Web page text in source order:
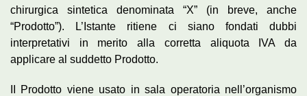
chirurgica sintetica denominata “X” (in breve, anche
“Prodotto”). L’Istante ritiene ci siano fondati dubbi
interpretativi in merito alla corretta aliquota IVA da
applicare al suddetto Prodotto.
II Prodotto viene usato in sala operatoria nell’organismo